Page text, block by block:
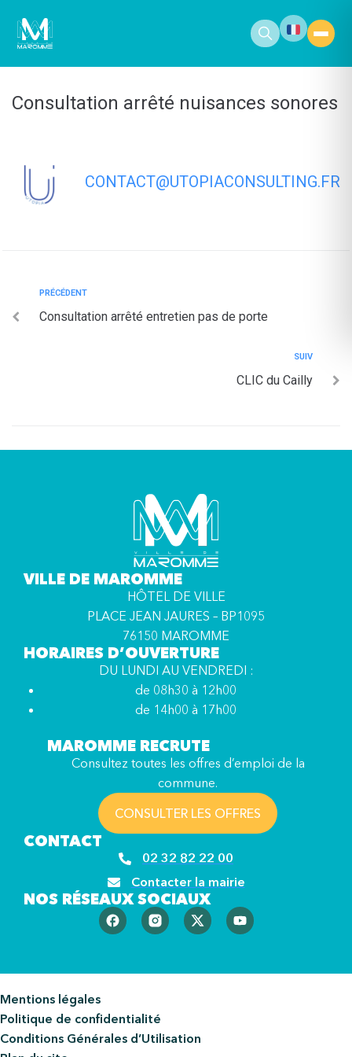
principal
Consultation arrêté nuisances sonores
CONTACT@UTOPIACONSULTING.FR
PRÉCÉDENT
Consultation arrêté entretien pas de porte
SUIV
CLIC du Cailly
VILLE DE MAROMME
HÔTEL DE VILLE
PLACE JEAN JAURES – BP1095
76150 MAROMME
HORAIRES D’OUVERTURE
DU LUNDI AU VENDREDI :
de 08h30 à 12h00
de 14h00 à 17h00
MAROMME RECRUTE
Consultez toutes les offres d’emploi de la
commune.
CONSULTER LES OFFRES
CONTACT
02 32 82 22 00
Contacter la mairie
NOS RÉSEAUX SOCIAUX
Mentions légales
Politique de confidentialité
Conditions Générales d’Utilisation